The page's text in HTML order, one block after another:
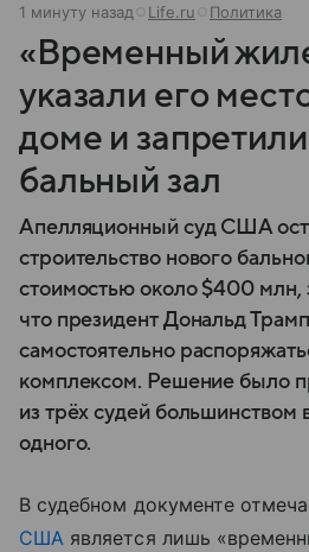
1 минуту назад Life.ru Политика
«Временный
указали его
доме и
бальный зал
Апелляционный суд США
строительство нового
стоимостью около $400 млн,
что президент Дональд
самостоятельно
комплексом. Решение было
из трёх судей большинством
одного.
В судебном документе
США является лишь